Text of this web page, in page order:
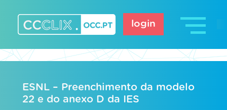
content
login
ESNL – Preenchimento da modelo
22 e do anexo D da IES